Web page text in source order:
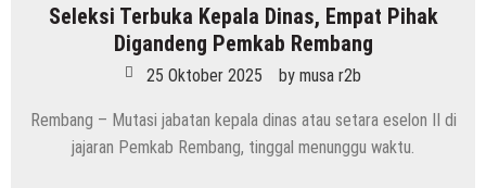
Semakin Bertambah, Meluas Ke Keluarga
8 Agustus 2026 by musa r2b
Seleksi Terbuka Kepala Dinas, Empat Pihak
Digandeng Pemkab Rembang
25 Oktober 2025 by musa r2b
Rembang – Mutasi jabatan kepala dinas atau setara eselon II di
jajaran Pemkab Rembang, tinggal menunggu waktu.